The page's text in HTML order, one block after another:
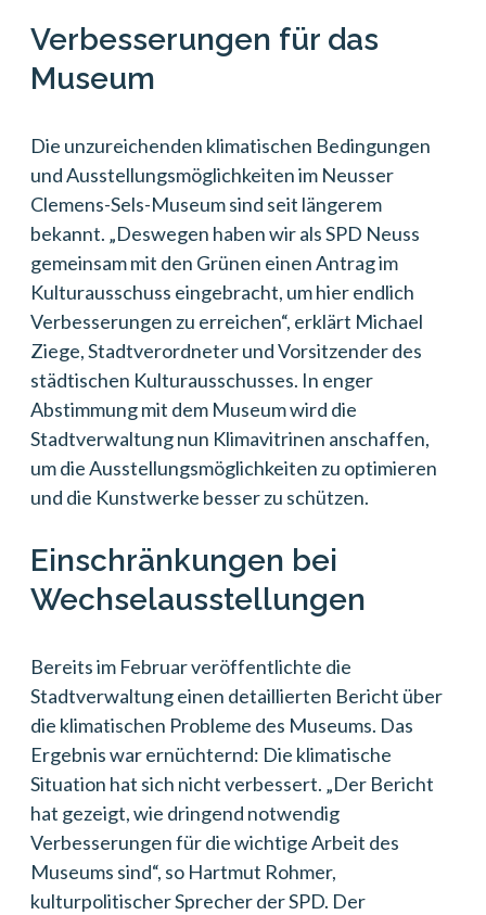
Verbesserungen für das
Museum
Die unzureichenden klimatischen Bedingungen
und Ausstellungsmöglichkeiten im Neusser
Clemens-Sels-Museum sind seit längerem
bekannt. „Deswegen haben wir als SPD Neuss
gemeinsam mit den Grünen einen Antrag im
Kulturausschuss eingebracht, um hier endlich
Verbesserungen zu erreichen“, erklärt Michael
Ziege, Stadtverordneter und Vorsitzender des
städtischen Kulturausschusses. In enger
Abstimmung mit dem Museum wird die
Stadtverwaltung nun Klimavitrinen anschaffen,
um die Ausstellungsmöglichkeiten zu optimieren
und die Kunstwerke besser zu schützen.
Einschränkungen bei
Wechselausstellungen
Bereits im Februar veröffentlichte die
Stadtverwaltung einen detaillierten Bericht über
die klimatischen Probleme des Museums. Das
Ergebnis war ernüchternd: Die klimatische
Situation hat sich nicht verbessert. „Der Bericht
hat gezeigt, wie dringend notwendig
Verbesserungen für die wichtige Arbeit des
Museums sind“, so Hartmut Rohmer,
kulturpolitischer Sprecher der SPD. Der